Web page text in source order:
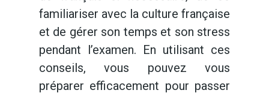
familiariser avec la culture française
et de gérer son temps et son stress
pendant l’examen. En utilisant ces
conseils, vous pouvez vous
préparer efficacement pour passer